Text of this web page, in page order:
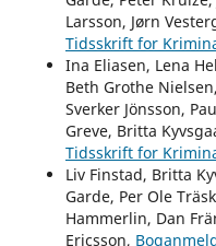
Larsson, Jørn
Tidsskrift for
Ina Eliasen, Lena
Beth Grothe
Sverker Jönsson,
Greve, Britta
Tidsskrift for
Liv Finstad, Britta
Garde, Per Ole
Hammerlin, Dan
Ericsson,